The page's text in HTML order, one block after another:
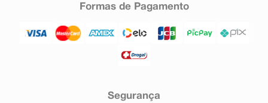
Formas de Pagamento
Segurança